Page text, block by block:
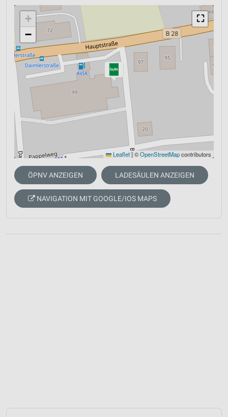
⛶
+
−
Leaflet|©OpenStreetMapcontributors
ÖPNV ANZEIGEN LADESÄULEN ANZEIGEN
NAVIGATION MIT GOOGLE/IOS MAPS